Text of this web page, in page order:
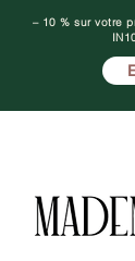
– 10 % sur votre